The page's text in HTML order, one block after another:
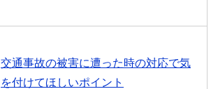
交通事故の被害に遭った時の対応で気
を付けてほしいポイント